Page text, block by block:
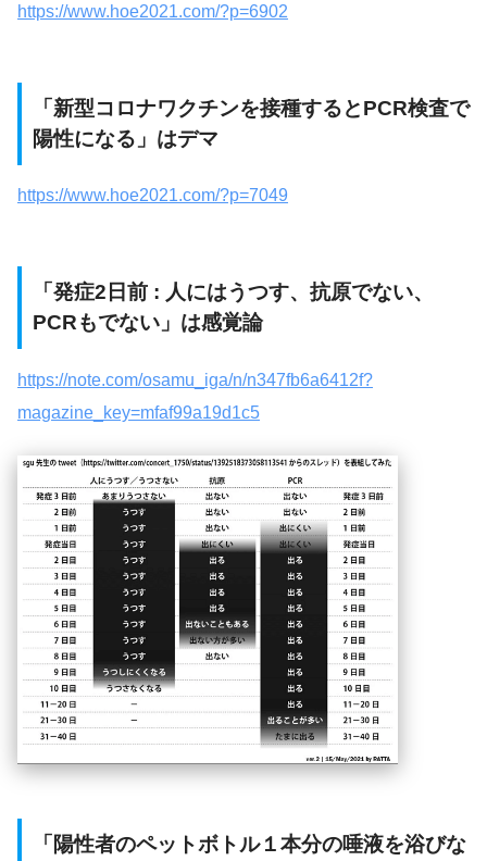
https://www.hoe2021.com/?p=6902
「新型コロナワクチンを接種するとPCR検査で
陽性になる」はデマ
https://www.hoe2021.com/?p=7049
「発症2日前 : 人にはうつす、抗原でない、
PCRもでない」は感覚論
https://note.com/osamu_iga/n/n347fb6a6412f?
magazine_key=mfaf99a19d1c5
「陽性者のペットボトル１本分の唾液を浴びな